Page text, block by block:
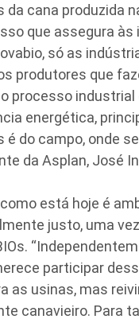
cana produzida
que assegura
só as
produtores que
processo
energética,
é do campo, onde
da Asplan, José
está hoje é
justo, uma
participar
as usinas, mas
canavieiro. Para